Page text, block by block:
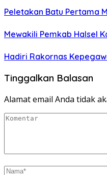
Peletakan Batu Pertama
Mewakili Pemkab Halsel
Hadiri Rakornas
Tinggalkan Balasan
Alamat email Anda tidak